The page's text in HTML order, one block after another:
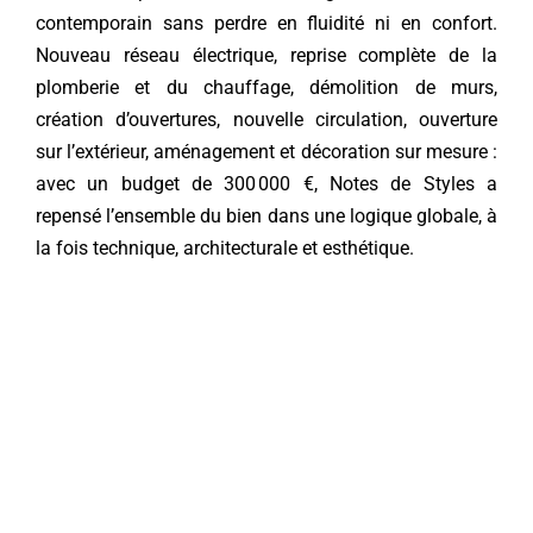
contemporain sans perdre en fluidité ni en confort.
Nouveau réseau électrique, reprise complète de la
plomberie et du chauffage, démolition de murs,
création d’ouvertures, nouvelle circulation, ouverture
sur l’extérieur, aménagement et décoration sur mesure :
avec un budget de 300 000 €, Notes de Styles a
repensé l’ensemble du bien dans une logique globale, à
la fois technique, architecturale et esthétique.